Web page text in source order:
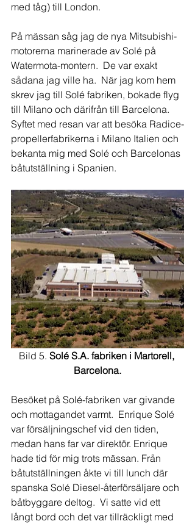
med tåg) till London.
På mässan såg jag de nya Mitsubishi-
motorerna marinerade av Solé på
Watermota-montern.  De var exakt
sådana jag ville ha.  När jag kom hem
skrev jag till Solé fabriken, bokade flyg
till Milano och därifrån till Barcelona.
Syftet med resan var att besöka Radice-
propellerfabrikerna i Milano Italien och
bekanta mig med Solé och Barcelonas
båtutställning i Spanien.
Bild 5. Solé S.A. fabriken i Martorell,
Barcelona.
Besöket på Solé-fabriken var givande
och mottagandet varmt.  Enrique Solé
var försäljningschef vid den tiden,
medan hans far var direktör. Enrique
hade tid för mig trots mässan. Från
båtutställningen åkte vi till lunch där
spanska Solé Diesel-återförsäljare och
båtbyggare deltog.  Vi satte vid ett
långt bord och det var tillräckligt med